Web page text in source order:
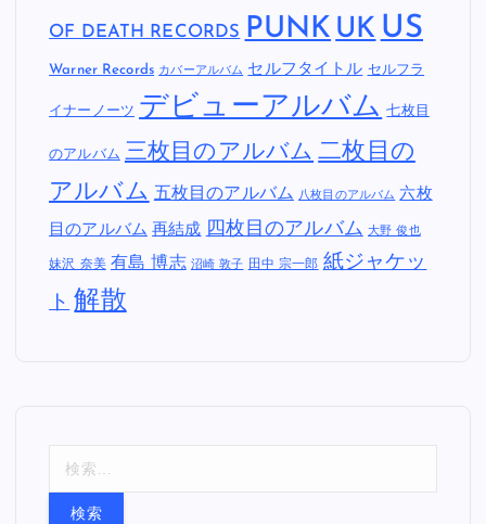
OF DEATH RECORDS PUNK UK US
Warner Records カバーアルバム セルフタイトル セルフラ
イナーノーツ デビューアルバム 七枚目
のアルバム 三枚目のアルバム 二枚目の
アルバム 五枚目のアルバム 八枚目のアルバム 六枚
目のアルバム 再結成 四枚目のアルバム 大野 俊也
妹沢 奈美 有島 博志 沼崎 敦子 田中 宗一郎 紙ジャケッ
ト 解散